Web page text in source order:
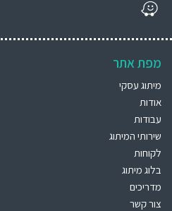
מפת אתר
מיתוג עסקי
אודות
עבודות
שירותי המיתוג
לקוחות
בלוג מיתוג
מדריכים
צור קשר